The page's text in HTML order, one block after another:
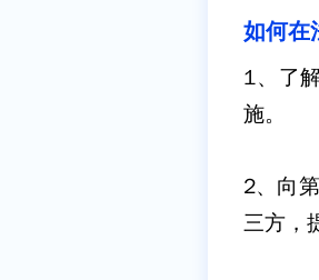
如何在
1、了
施。
2、向
三方，